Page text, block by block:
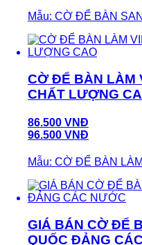
Mẫu: CỜ ĐỂ BÀN
CỜ ĐỂ BÀN LÀM
CHẤT LƯỢNG
86.500 VNĐ
96.500 VNĐ
Mẫu: CỜ ĐỂ BÀN
GIÁ BÁN CỜ ĐỂ
QUỐC ĐẢNG